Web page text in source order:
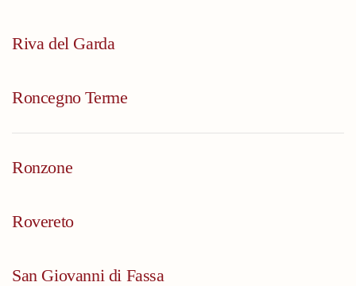
Riva del Garda
Roncegno Terme
Ronzone
Rovereto
San Giovanni di Fassa